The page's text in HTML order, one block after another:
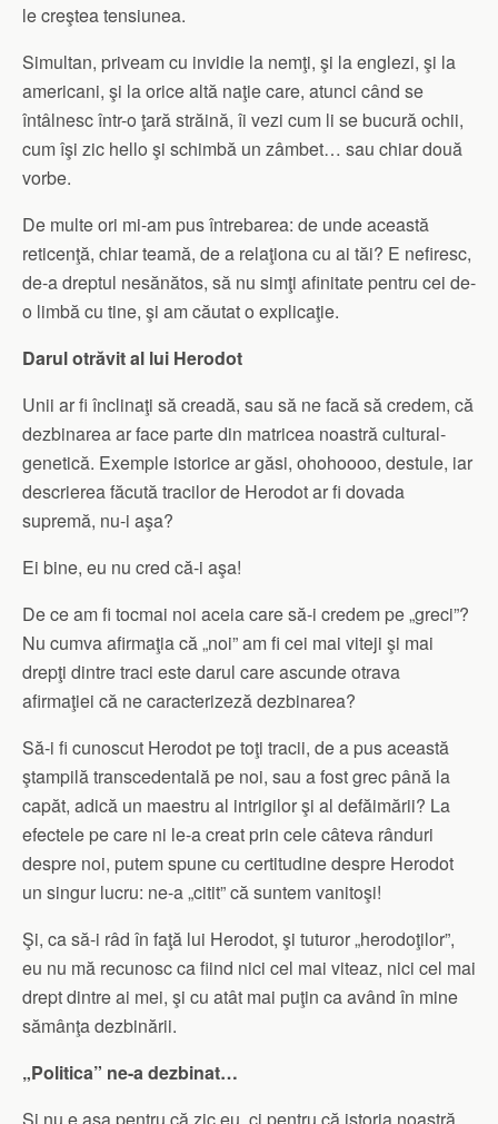
le creştea tensiunea.
Simultan, priveam cu invidie la nemţi, şi la englezi, şi la
americani, şi la orice altă naţie care, atunci când se
întâlnesc într-o ţară străină, îi vezi cum li se bucură ochii,
cum îşi zic hello şi schimbă un zâmbet… sau chiar două
vorbe.
De multe ori mi-am pus întrebarea: de unde această
reticenţă, chiar teamă, de a relaţiona cu ai tăi? E nefiresc,
de-a dreptul nesănătos, să nu simţi afinitate pentru cei de-
o limbă cu tine, şi am căutat o explicaţie.
Darul otrăvit al lui Herodot
Unii ar fi înclinaţi să creadă, sau să ne facă să credem, că
dezbinarea ar face parte din matricea noastră cultural-
genetică. Exemple istorice ar găsi, ohohoooo, destule, iar
descrierea făcută tracilor de Herodot ar fi dovada
supremă, nu-i aşa?
Ei bine, eu nu cred că-i aşa!
De ce am fi tocmai noi aceia care să-i credem pe „greci”?
Nu cumva afirmaţia că „noi” am fi cei mai viteji şi mai
drepţi dintre traci este darul care ascunde otrava
afirmaţiei că ne caracterizeză dezbinarea?
Să-i fi cunoscut Herodot pe toţi tracii, de a pus această
ştampilă transcedentală pe noi, sau a fost grec până la
capăt, adică un maestru al intrigilor şi al defăimării? La
efectele pe care ni le-a creat prin cele câteva rânduri
despre noi, putem spune cu certitudine despre Herodot
un singur lucru: ne-a „citit” că suntem vanitoşi!
Şi, ca să-i râd în faţă lui Herodot, şi tuturor „herodoţilor”,
eu nu mă recunosc ca fiind nici cel mai viteaz, nici cel mai
drept dintre ai mei, şi cu atât mai puţin ca având în mine
sămânţa dezbinării.
„Politica” ne-a dezbinat…